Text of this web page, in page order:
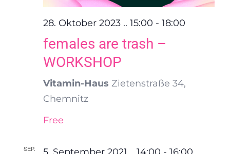
28. Oktober 2023 .. 15:00 - 18:00
females are trash –
WORKSHOP
Vitamin-Haus Zietenstraße 34,
Chemnitz
Free
SEP. 5. September 2021 .. 14:00 - 16:00